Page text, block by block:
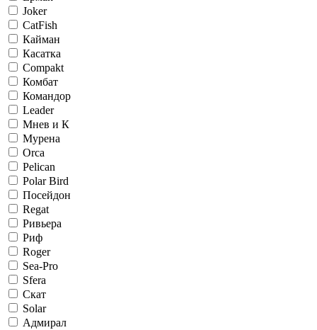
Joker
CatFish
Кайман
Касатка
Compakt
Комбат
Командор
Leader
Мнев и К
Мурена
Orca
Pelican
Polar Bird
Посейдон
Regat
Ривьера
Риф
Roger
Sea-Pro
Sfera
Скат
Solar
Адмирал